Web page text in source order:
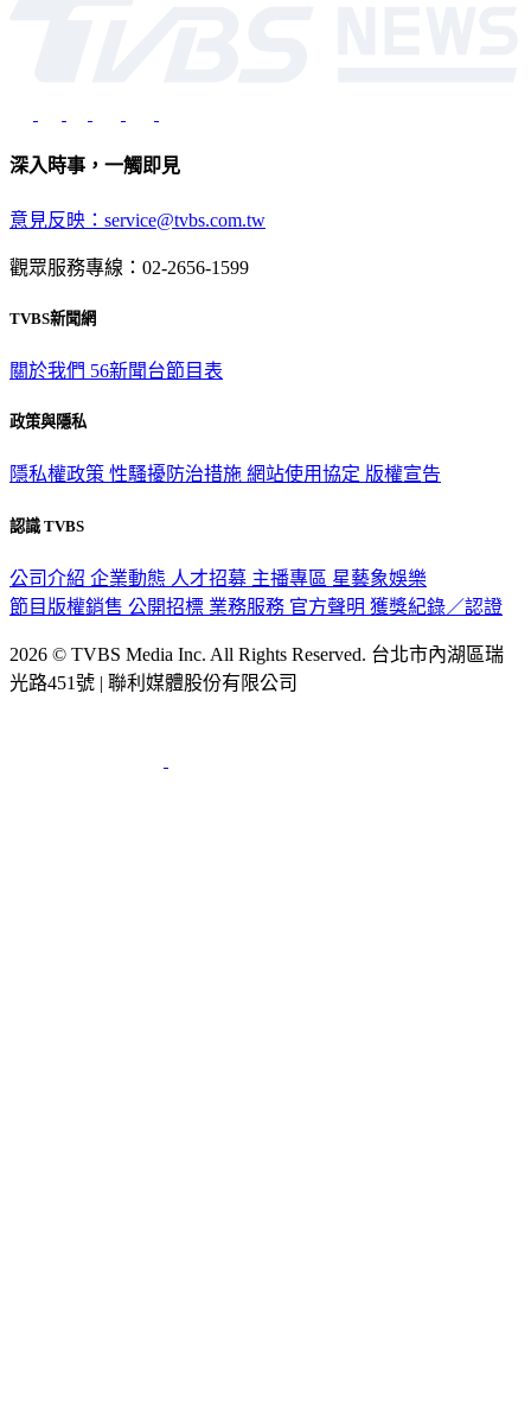
深入時事，一觸即見
意見反映：service@tvbs.com.tw
觀眾服務專線：02-2656-1599
TVBS新聞網
關於我們 56新聞台節目表
政策與隱私
隱私權政策 性騷擾防治措施 網站使用協定 版權宣告
認識 TVBS
公司介紹 企業動態 人才招募 主播專區 星藝象娛樂
節目版權銷售 公開招標 業務服務 官方聲明 獲獎紀錄／認證
2026 © TVBS Media Inc. All Rights Reserved. 台北市內湖區瑞
光路451號 | 聯利媒體股份有限公司